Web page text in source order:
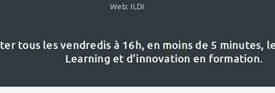
Web: ILDI
tous les vendredis à 16h, en moins de 5 minutes,
Learning et d’innovation en formation.